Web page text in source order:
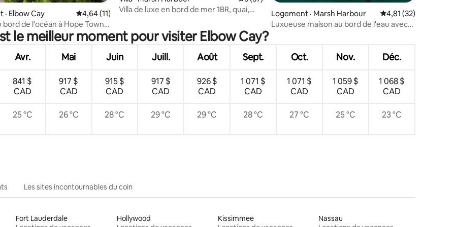
· Elbow Cay Note moyenne de 4,64 sur 5, 11 commentaires
4,64 (11)
bord de l'océan à Hope Town |
Villa de luxe en bord de mer 1BR, quai,
Logement · Marsh Harbour Note moyenne de
4,81 (32)
Luxueuse maison au bord de l'eau avec
le meilleur moment pour visiter Elbow Cay?
Avr. Mai Juin Juill. Août Sept. Oct. Nov. Déc.
841 $
CAD
917 $
CAD
915 $
CAD
917 $
CAD
926 $
CAD
1 071 $
CAD
1 071 $
CAD
1 059 $
CAD
1 068 $
CAD
25 °C 26 °C 28 °C 29 °C 29 °C 28 °C 27 °C 25 °C 23 °C
Les sites incontournables du coin
Fort Lauderdale
Hollywood
Kissimmee
Nassau